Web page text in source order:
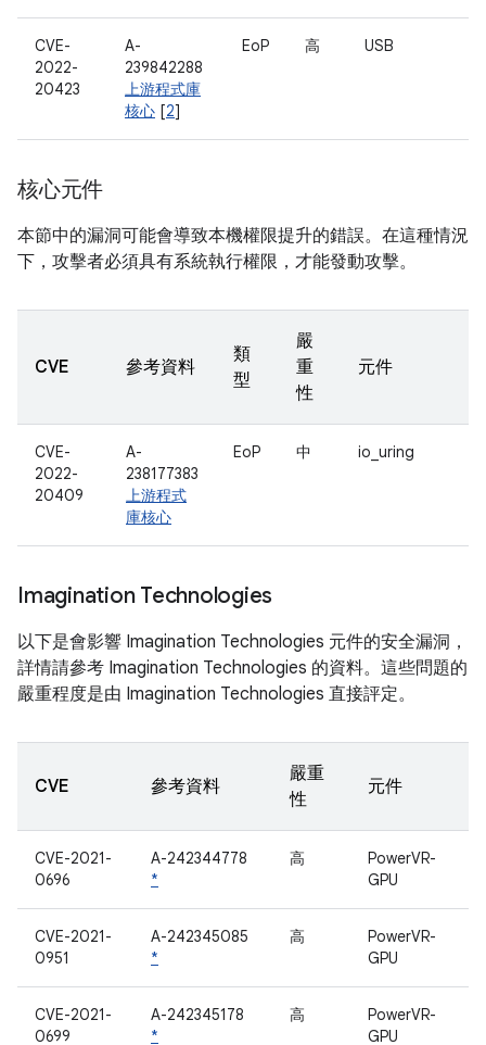
CVE-
2022-
20423
A-
239842288
上游程式庫
核心 [2]
EoP 高 USB
核心元件
本節中的漏洞可能會導致本機權限提升的錯誤。在這種情況
下，攻擊者必須具有系統執行權限，才能發動攻擊。
CVE 參考資料
類
型
嚴
重
性
元件
CVE-
2022-
20409
A-
238177383
上游程式
庫核心
EoP 中 io_uring
Imagination Technologies
以下是會影響 Imagination Technologies 元件的安全漏洞，
詳情請參考 Imagination Technologies 的資料。這些問題的
嚴重程度是由 Imagination Technologies 直接評定。
CVE 參考資料
嚴重
性
元件
CVE-2021-
0696
A-242344778
*
高
PowerVR-
GPU
CVE-2021-
0951
A-242345085
*
高
PowerVR-
GPU
CVE-2021-
0699
A-242345178
*
高
PowerVR-
GPU